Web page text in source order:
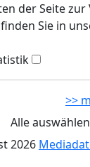
der Seite
Sie in
>>
Alle auswählen
2026